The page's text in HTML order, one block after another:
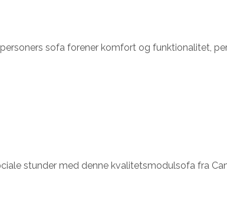
sofa forener komfort og funktionalitet,
stunder med denne kvalitetsmodulsofa fra